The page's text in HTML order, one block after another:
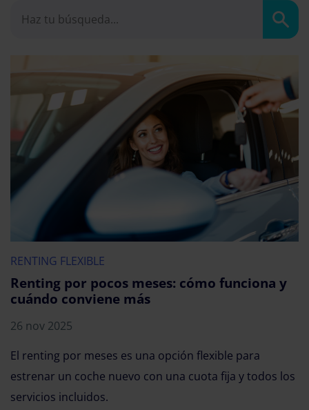
RENTING FLEXIBLE
Renting por pocos meses: cómo funciona y
cuándo conviene más
26 nov 2025
El renting por meses es una opción flexible para
estrenar un coche nuevo con una cuota fija y todos los
servicios incluidos.